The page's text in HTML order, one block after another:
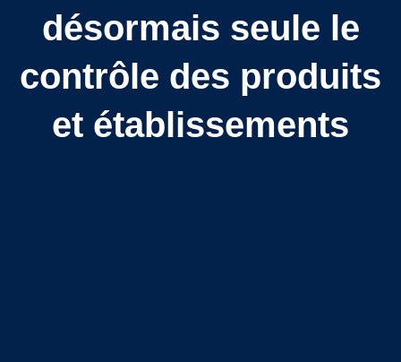
désormais seule le
contrôle des produits
et établissements